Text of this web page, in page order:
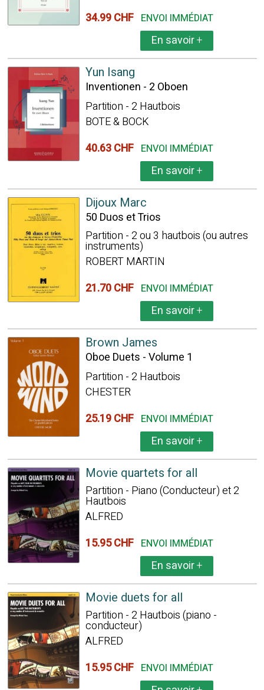
34.99 CHF ENVOI IMMÉDIAT
En savoir+
Yun Isang
Inventionen - 2 Oboen
Partition - 2 Hautbois
BOTE & BOCK
40.63 CHF ENVOI IMMÉDIAT
En savoir+
Dijoux Marc
50 Duos et Trios
Partition - 2 ou 3 hautbois (ou autres
instruments)
ROBERT MARTIN
21.70 CHF ENVOI IMMÉDIAT
En savoir+
Brown James
Oboe Duets - Volume 1
Partition - 2 Hautbois
CHESTER
25.19 CHF ENVOI IMMÉDIAT
En savoir+
Movie quartets for all
Partition - Piano (Conducteur) et 2
Hautbois
ALFRED
15.95 CHF ENVOI IMMÉDIAT
En savoir+
Movie duets for all
Partition - 2 Hautbois (piano -
conducteur)
ALFRED
15.95 CHF ENVOI IMMÉDIAT